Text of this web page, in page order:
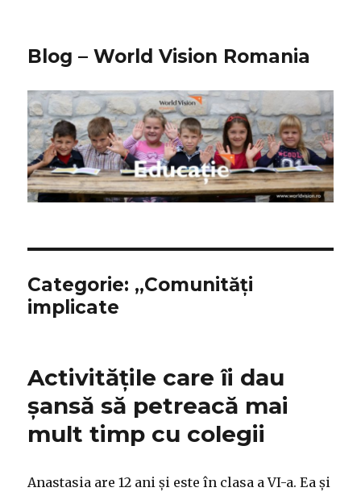
Blog – World Vision Romania
Categorie: „Comunități
implicate
Activitățile care îi dau
șansă să petreacă mai
mult timp cu colegii
Anastasia are 12 ani și este în clasa a VI-a. Ea și